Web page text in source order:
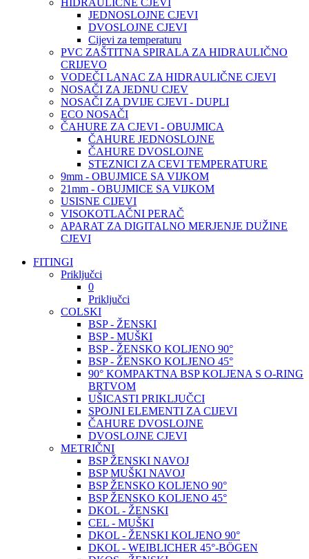
HIDRAULIČNE CJEVI
JEDNOSLOJNE CJEVI
DVOSLOJNE CJEVI
Cijevi za temperaturu
PVC ZAŠTITNA SPIRALA ZA HIDRAULIČNO
CRIJEVO
VODEČI LANAC ZA HIDRAULIČNE CJEVI
NOSAČI ZA JEDNU CJEV
NOSAČI ZA DVIJE CJEVI - DUPLI
ECO NOSAČI
ČAHURE ZA CJEVI - OBUJMICA
ČAHURE JEDNOSLOJNE
ČAHURE DVOSLOJNE
STEZNICI ZA CEVI TEMPERATURE
9mm - OBUJMICE SA VIJKOM
21mm - OBUJMICE SA VIJKOM
USISNE CIJEVI
VISOKOTLAČNI PERAČ
APARAT ZA DIGITALNO MERJENJE DUŽINE
CJEVI
FITINGI
Priključci
0
Priključci
COLSKI
BSP - ŽENSKI
BSP - MUŠKI
BSP - ŽENSKO KOLJENO 90°
BSP - ŽENSKO KOLJENO 45°
90° KOMPAKTNA BSP KOLJENA S O-RING
BRTVOM
UŠICASTI PRIKLJUČCI
SPOJNI ELEMENTI ZA CIJEVI
ČAHURE DVOSLOJNE
DVOSLOJNE CJEVI
METRIČNI
BSP ŽENSKI NAVOJ
BSP MUŠKI NAVOJ
BSP ŽENSKO KOLJENO 90°
BSP ŽENSKO KOLJENO 45°
DKOL - ŽENSKI
CEL - MUŠKI
DKOL - ŽENSKI KOLJENO 90°
DKOL - WEIBLICHER 45°-BÖGEN